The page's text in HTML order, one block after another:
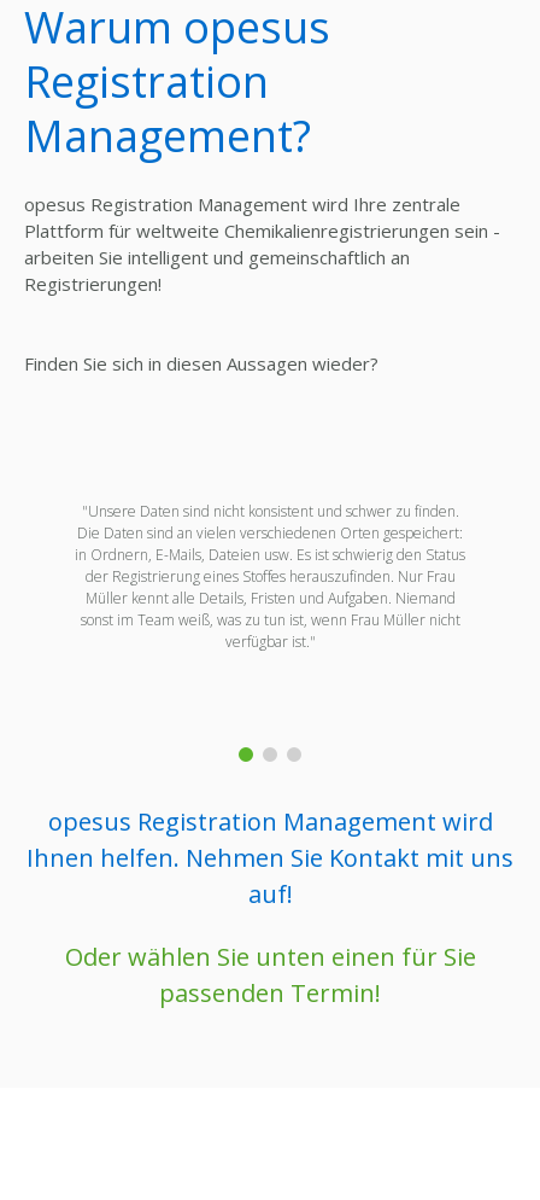
Warum opesus
Registration
Management?
opesus Registration Management wird Ihre zentrale
Plattform für weltweite Chemikalienregistrierungen sein -
arbeiten Sie intelligent und gemeinschaftlich an
Registrierungen!
Finden Sie sich in diesen Aussagen wieder?
"Unsere Daten sind nicht konsistent und schwer zu finden.
Die Daten sind an vielen verschiedenen Orten gespeichert:
in Ordnern, E-Mails, Dateien usw. Es ist schwierig den Status
der Registrierung eines Stoffes herauszufinden. Nur Frau
Müller kennt alle Details, Fristen und Aufgaben. Niemand
sonst im Team weiß, was zu tun ist, wenn Frau Müller nicht
verfügbar ist."
opesus Registration Management wird
Ihnen helfen. Nehmen Sie Kontakt mit uns
auf!
Oder wählen Sie unten einen für Sie
passenden Termin!